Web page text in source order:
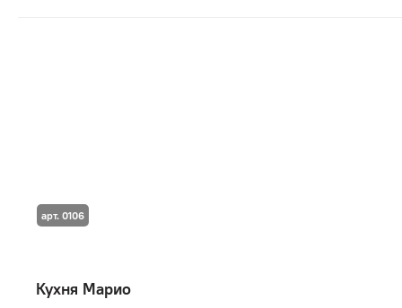
Кухня Марио
арт. 0106